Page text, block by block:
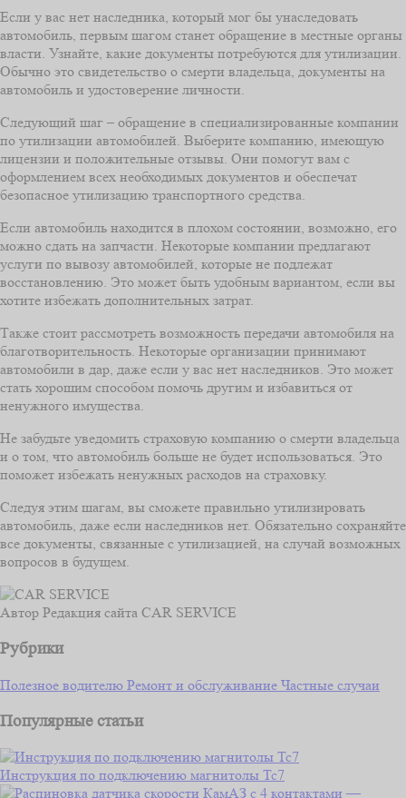
Если у вас нет наследника, который мог бы унаследовать
автомобиль, первым шагом станет обращение в местные органы
власти. Узнайте, какие документы потребуются для утилизации.
Обычно это свидетельство о смерти владельца, документы на
автомобиль и удостоверение личности.
Следующий шаг – обращение в специализированные компании
по утилизации автомобилей. Выберите компанию, имеющую
лицензии и положительные отзывы. Они помогут вам с
оформлением всех необходимых документов и обеспечат
безопасное утилизацию транспортного средства.
Если автомобиль находится в плохом состоянии, возможно, его
можно сдать на запчасти. Некоторые компании предлагают
услуги по вывозу автомобилей, которые не подлежат
восстановлению. Это может быть удобным вариантом, если вы
хотите избежать дополнительных затрат.
Также стоит рассмотреть возможность передачи автомобиля на
благотворительность. Некоторые организации принимают
автомобили в дар, даже если у вас нет наследников. Это может
стать хорошим способом помочь другим и избавиться от
ненужного имущества.
Не забудьте уведомить страховую компанию о смерти владельца
и о том, что автомобиль больше не будет использоваться. Это
поможет избежать ненужных расходов на страховку.
Следуя этим шагам, вы сможете правильно утилизировать
автомобиль, даже если наследников нет. Обязательно сохраняйте
все документы, связанные с утилизацией, на случай возможных
вопросов в будущем.
Автор Редакция сайта CAR SERVICE
Рубрики
Полезное водителю Ремонт и обслуживание Частные случаи
Популярные статьи
Инструкция по подключению магнитолы Тс7